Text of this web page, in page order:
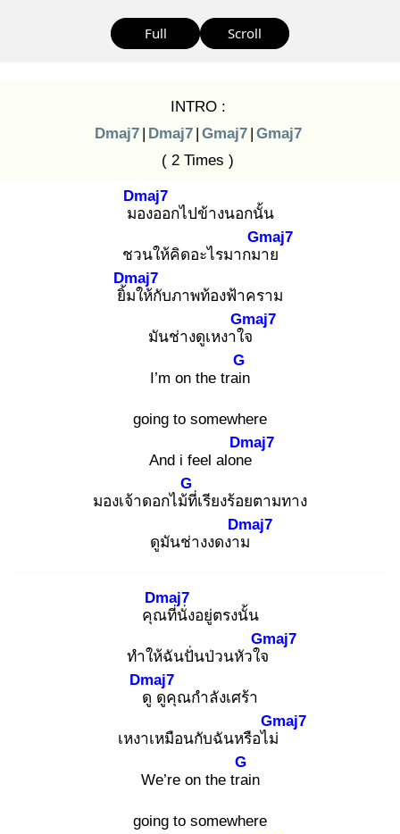
Full Scroll
INTRO :
Dmaj7 | Dmaj7 | Gmaj7 | Gmaj7
( 2 Times )
มอ
Dmaj7
งออกไปข้างนอกนั้น
ชวนให้คิดอะไรมากมา
Gmaj7
ย
ยิ้ม
Dmaj7
ให้กับภาพท้องฟ้าคราม
มันช่างดูเหงาใจ
Gmaj7
I’m on the train
G
going to somewhere
And i feel alone
Dmaj7
มองเจ้าดอกไม้ที่
G
เรียงร้อยตามทาง
ดูมันช่างงดงาม
Dmaj7
คุณ
Dmaj7
ที่นั่งอยู่ตรงนั้น
ทำให้ฉันปั่นป่วนหัวใจ
Gmaj7
ดู
Dmaj7
ดูคุณกำลังเศร้า
เหงาเหมือนกับฉันหรือไม่
Gmaj7
We’re on the trai
G
n
going to somewhere